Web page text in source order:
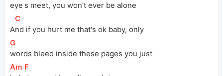
eye s meet, you won't ever be alone
A
[
C
nd if you hurt me that's ok baby, only
[
G
words bleed inside these pages you just
[
Am ][F